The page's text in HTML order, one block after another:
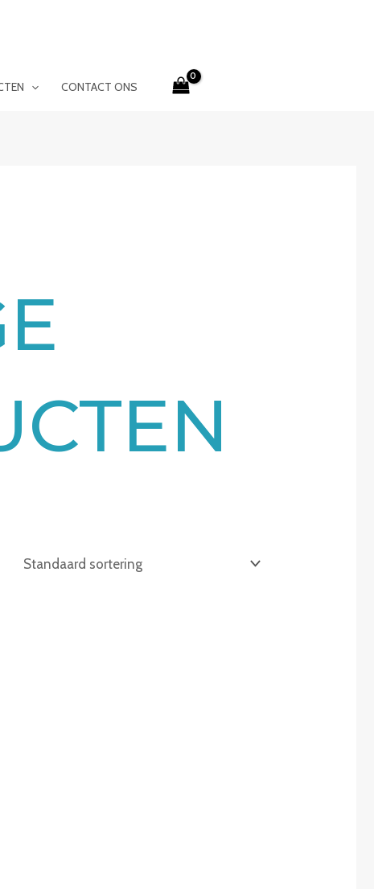
CONTACT ONS